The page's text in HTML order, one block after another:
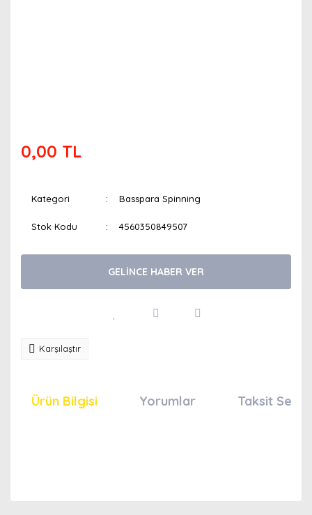
0,00 TL
Kategori Basspara Spinning
Stok Kodu 4560350849507
GELİNCE HABER VER
Karşılaştır
Ürün Bilgisi Yorumlar Taksit